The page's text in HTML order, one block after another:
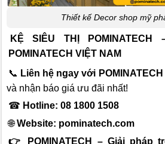
Thiết kế Decor shop mỹ
KỆ SIÊU THỊ POMINATECH
POMINATECH VIỆT NAM
📞 Liên hệ ngay với POMINATECH
và nhận báo giá ưu đãi nhất!
☎ Hotline: 08 1800 1508
🌐Website: pominatech.com
👉 POMINATECH – Giải pháp